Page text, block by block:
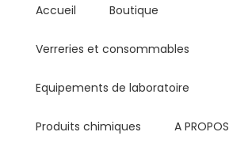
Lundi - Vendredi : 8:00AM -
Accueil Boutique
Verreries et consommables
Equipements de laboratoire
Produits chimiques A PROPOS